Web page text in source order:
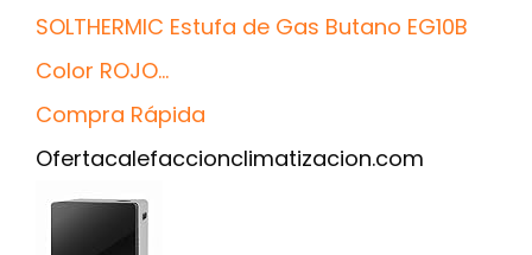
SOLTHERMIC Estufa de Gas Butano EG10B
Color ROJO...
Compra Rápida
Ofertacalefaccionclimatizacion.com